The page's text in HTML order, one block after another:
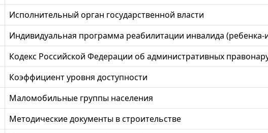
Исполнительный орган государственной власти
Индивидуальная программа реабилитации инвалида (ребенка-
Кодекс Российской Федерации об административных
Коэффициент уровня доступности
Маломобильные группы населения
Методические документы в строительстве